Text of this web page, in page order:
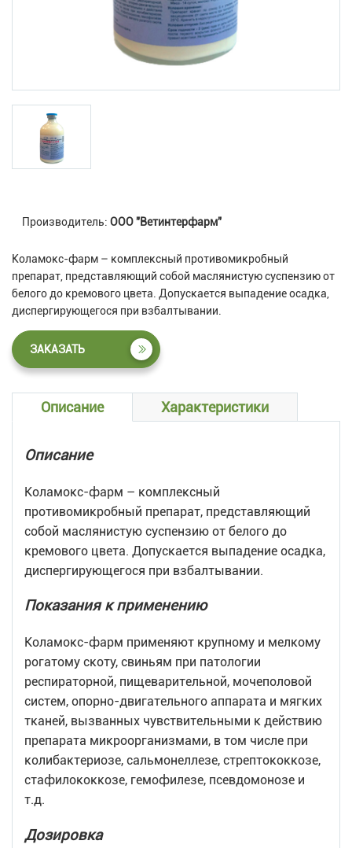
Производитель: ООО "Ветинтерфарм"
Коламокс-фарм – комплексный противомикробный
препарат, представляющий собой маслянистую суспензию от
белого до кремового цвета. Допускается выпадение осадка,
диспергирующегося при взбалтывании.
ЗАКАЗАТЬ
Описание Характеристики
Описание
Коламокс-фарм – комплексный
противомикробный препарат, представляющий
собой маслянистую суспензию от белого до
кремового цвета. Допускается выпадение осадка,
диспергирующегося при взбалтывании.
Показания к применению
Коламокс-фарм применяют крупному и мелкому
рогатому скоту, свиньям при патологии
респираторной, пищеварительной, мочеполовой
систем, опорно-двигательного аппарата и мягких
тканей, вызванных чувствительными к действию
препарата микроорганизмами, в том числе при
колибактериозе, сальмонеллезе, стрептококкозе,
стафилококкозе, гемофилезе, псевдомонозе и
т.д.
Дозировка